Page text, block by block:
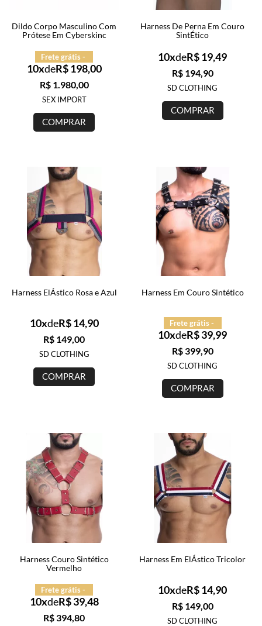
Dildo Corpo Masculino Com
Prótese Em Cyberskinc
Frete grátis -
R$ 1.980,00
10xdeR$ 198,00
SEX IMPORT
COMPRAR
Harness De Perna Em Couro
SintÉtico
R$ 194,90
10xdeR$ 19,49
SD CLOTHING
COMPRAR
Harness ElÁstico Rosa e Azul
R$ 149,00
10xdeR$ 14,90
SD CLOTHING
COMPRAR
Harness Em Couro Sintético
Frete grátis -
R$ 399,90
10xdeR$ 39,99
SD CLOTHING
COMPRAR
Harness Couro Sintético
Vermelho
Frete grátis -
R$ 394,80
10xdeR$ 39,48
Harness Em ElÁstico Tricolor
R$ 149,00
10xdeR$ 14,90
SD CLOTHING